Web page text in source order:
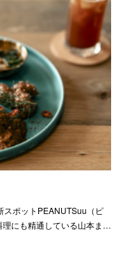
スポットPEANUTSuu（ピ
理にも精通している山本ま…